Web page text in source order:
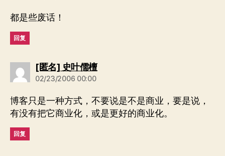
都是些废话！
回复
[匿名] 史叶儒檀说：
02/23/2006 00:00
博客只是一种方式，不要说是不是商业，要是说，
有没有把它商业化，或是更好的商业化。
回复